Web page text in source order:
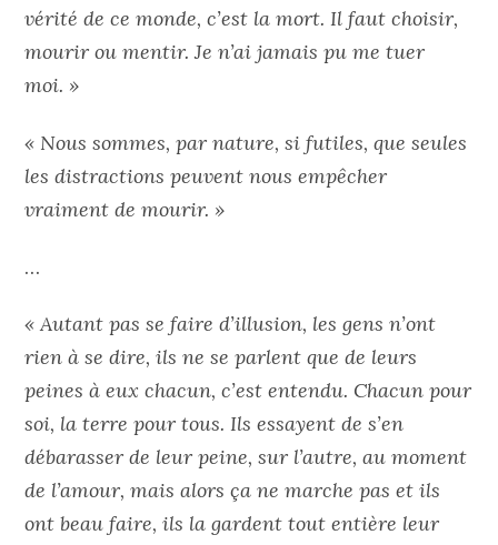
vérité de ce monde, c’est la mort. Il faut choisir,
mourir ou mentir. Je n’ai jamais pu me tuer
moi. »
« Nous sommes, par nature, si futiles, que seules
les distractions peuvent nous empêcher
vraiment de mourir. »
…
« Autant pas se faire d’illusion, les gens n’ont
rien à se dire, ils ne se parlent que de leurs
peines à eux chacun, c’est entendu. Chacun pour
soi, la terre pour tous. Ils essayent de s’en
débarasser de leur peine, sur l’autre, au moment
de l’amour, mais alors ça ne marche pas et ils
ont beau faire, ils la gardent tout entière leur